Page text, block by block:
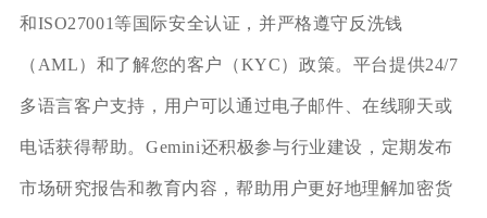
和ISO27001等国际安全认证，并严格遵守反洗钱
（AML）和了解您的客户（KYC）政策。平台提供24/7
多语言客户支持，用户可以通过电子邮件、在线聊天或
电话获得帮助。Gemini还积极参与行业建设，定期发布
市场研究报告和教育内容，帮助用户更好地理解加密货